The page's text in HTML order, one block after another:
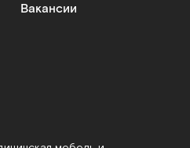
Вакансии